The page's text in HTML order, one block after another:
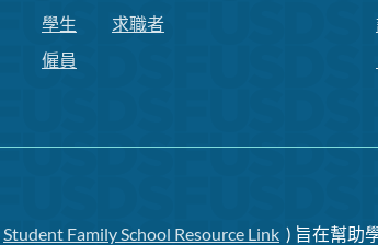
學生
僱員
求職者
Student Family School Resource Link ) 旨在幫助